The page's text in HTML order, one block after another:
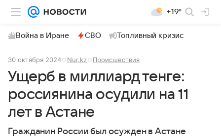
+19°
Война в Иране СВО Топливный кризис
30 октября 2024 Nur.kz Происшествия
Ущерб в миллиард тенге:
россиянина осудили на 11
лет в Астане
Гражданин России был осужден в Астане